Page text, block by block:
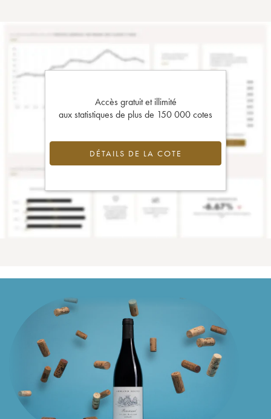
Accès gratuit et illimité
aux statistiques de plus de 150 000 cotes
DÉTAILS DE LA COTE